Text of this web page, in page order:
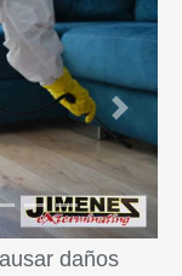
Next
daños